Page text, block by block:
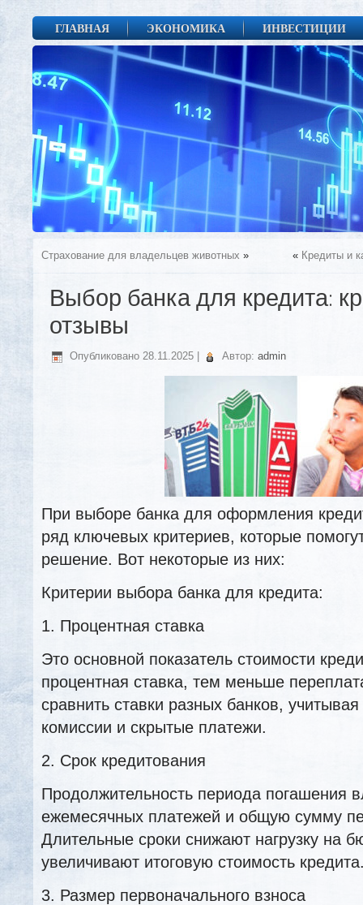
ГЛАВНАЯ ЭКОНОМИКА ИНВЕСТИЦИИ
Страхование для владельцев животных » « Кредиты и
Выбор банка для кредита:
отзывы
Опубликовано 28.11.2025 Автор: admin
При выборе банка для оформления
ряд ключевых критериев, которые
решение. Вот некоторые из них:
Критерии выбора банка для кредита:
1. Процентная ставка
Это основной показатель стоимости
процентная ставка, тем меньше
сравнить ставки разных банков,
комиссии и скрытые платежи.
2. Срок кредитования
Продолжительность периода погашения
ежемесячных платежей и общую сумму
Длительные сроки снижают нагрузку на
увеличивают итоговую стоимость
3. Размер первоначального взноса